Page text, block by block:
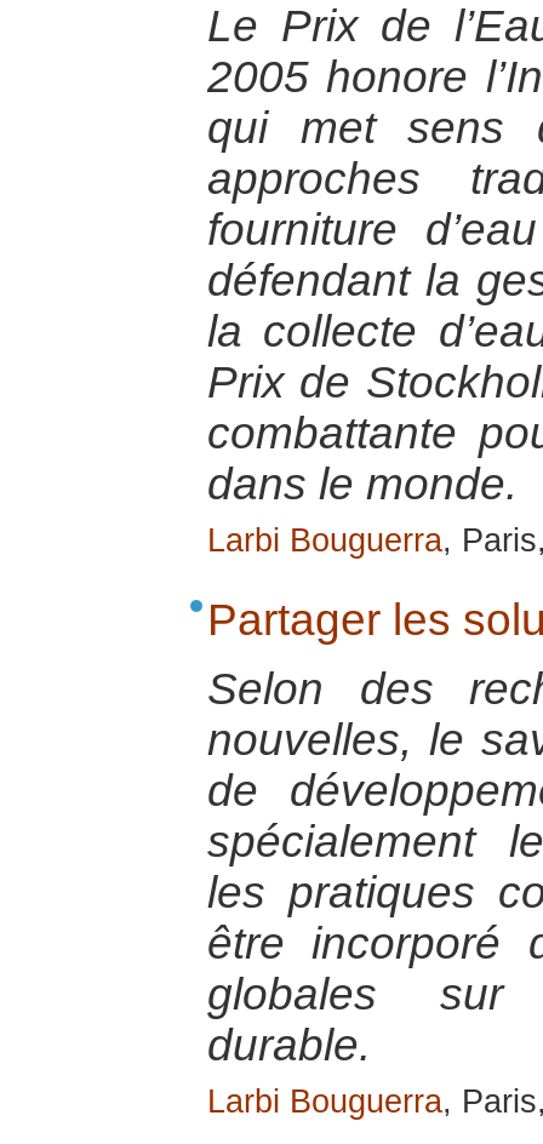
Le Prix de
2005 honore
qui met sens
approches
fourniture
défendant la
la collecte
Prix de
combattante
dans le monde.
Larbi Bouguerra,
Partager les
Selon des
nouvelles, le
de
spécialement
les pratiques
être incorporé
globales sur
durable.
Larbi Bouguerra,